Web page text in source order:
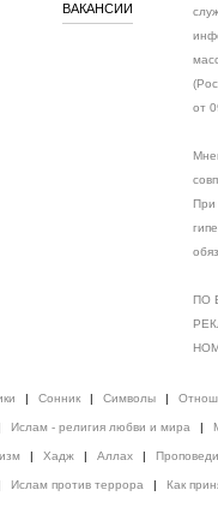
ВАКАНСИИ
от
При
ПО
| Сонник | Символы |
Ислам - религия любви и мира |
| Хадж | Аллах | Проповеди
Ислам против террора | Как